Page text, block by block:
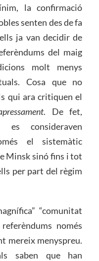
la confirmació
senten des de fa
ja van decidir de
del maig
molt menys
Cosa que no
qui ara critiquen el
. De fet,
consideraven
el sistemàtic
Minsk sinó fins i tot
per part del règim
“comunitat
només
mereix menyspreu.
saben que han